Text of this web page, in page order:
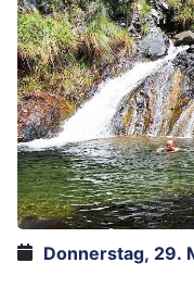
Donnerstag, 29.